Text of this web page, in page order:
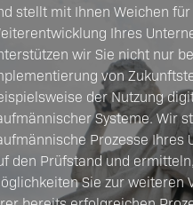
stellt mit Ihnen Weichen
Ihres
wir Sie nicht nur
von
der Nutzung
Systeme. Wir
Prozesse Ihres
den Prüfstand und
Sie zur weiteren